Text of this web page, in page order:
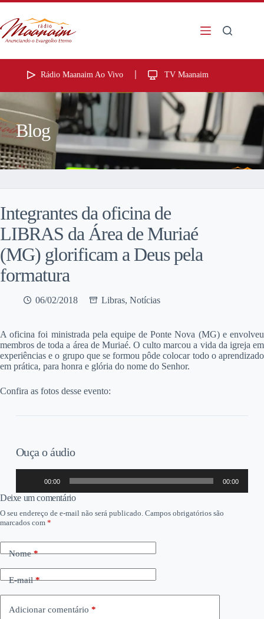
Rádio Maanaim Ao Vivo TV Maanaim
Blog
Integrantes da oficina de
LIBRAS da Área de Muriaé
(MG) glorificam a Deus pela
formatura
06/02/2018 Libras, Notícias
A oficina foi ministrada pela equipe de Ponte Nova (MG) e envolveu
membros de toda a área de Muriaé. O culto marcou a vida da igreja em
experiências e o grupo que se formou pôde colocar todo o aprendizado
em prática, para honra e glória do nome do Senhor.
Confira as fotos desse evento:
Ouça o áudio
áudio
00:00 00:00
Deixe um comentário
O seu endereço de e-mail não será publicado. Campos obrigatórios são
marcados com *
Nome*
E-mail*
Adicionar comentário *